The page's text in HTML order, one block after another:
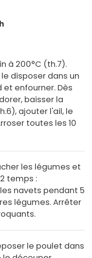
à 200°C (th.7).
disposer dans un
enfourner. Dès
baisser la
ajouter l'ail, le
toutes les 10
les légumes et
temps :
navets pendant 5
légumes. Arrêter
le poulet dans